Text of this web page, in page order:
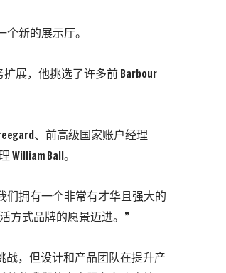
个新的展示厅。
扩展，他挑选了许多前 Barbour
、前高级国家账户经理
William Ball。
们拥有一个非常有才华且强大的
方式品牌的愿景迈进。”
战，但设计和产品团队在提升产